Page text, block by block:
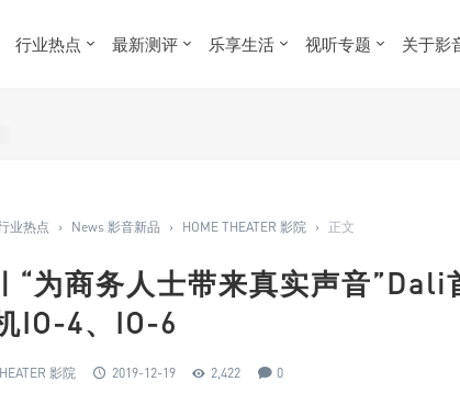
行业热点 最新测评 乐享生活 视听专题 关于影
业热点 › News 影音新品 › HOME THEATER 影院 › 正文
“为商务人士带来真实声音”Dali
IO-4、IO-6
影院 2019-12-19 2,422 0